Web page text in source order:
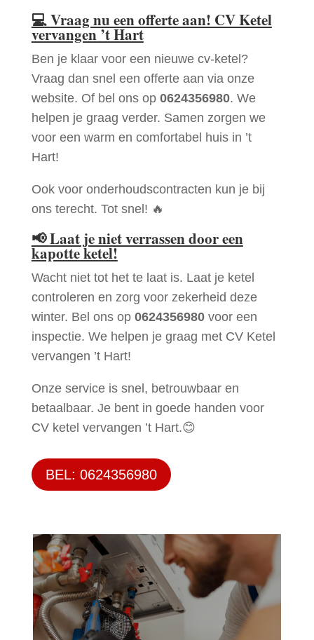
💻Vraag nu een offerte aan! CV Ketel
vervangen ’t Hart
Ben je klaar voor een nieuwe cv-ketel?
Vraag dan snel een offerte aan via onze
website. Of bel ons op 0624356980. We
helpen je graag verder. Samen zorgen we
voor een warm en comfortabel huis in ’t
Hart!
Ook voor onderhoudscontracten kun je bij
ons terecht. Tot snel! 🔥
📢Laat je niet verrassen door een
kapotte ketel!
Wacht niet tot het te laat is. Laat je ketel
controleren en zorg voor zekerheid deze
winter. Bel ons op 0624356980voor een
inspectie. We helpen je graag met CV Ketel
vervangen ’t Hart!
Onze service is snel, betrouwbaar en
betaalbaar. Je bent in goede handen voor
CV ketel vervangen ’t Hart.😊
BEL: 0624356980